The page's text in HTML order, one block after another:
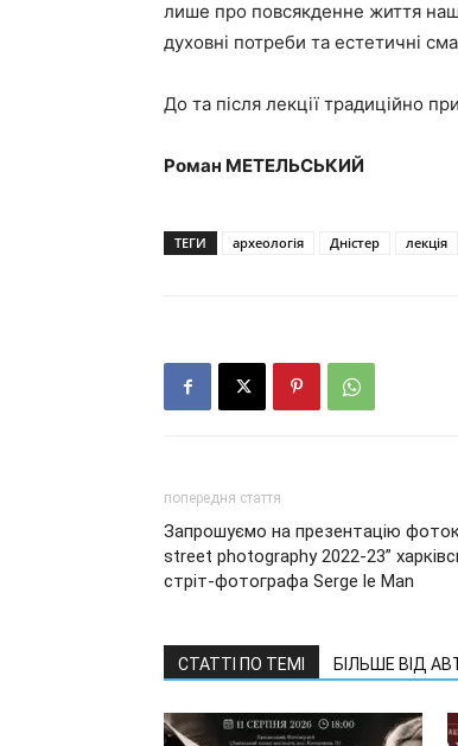
лише про повсякденне життя
духовні потреби та естетичні
До та після лекції традиційно
Роман МЕТЕЛЬСЬКИЙ
ТЕГИ археологія Дністер лекція
попередня стаття
Запрошуємо на презентацію
street photography 2022-23”
стріт-фотографа Serge le Man
СТАТТІ ПО ТЕМІ БІЛЬШЕ ВІД